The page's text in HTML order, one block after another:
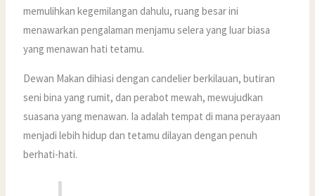
memulihkan kegemilangan dahulu, ruang besar ini
menawarkan pengalaman menjamu selera yang luar biasa
yang menawan hati tetamu.
Dewan Makan dihiasi dengan candelier berkilauan, butiran
seni bina yang rumit, dan perabot mewah, mewujudkan
suasana yang menawan. Ia adalah tempat di mana perayaan
menjadi lebih hidup dan tetamu dilayan dengan penuh
berhati-hati.